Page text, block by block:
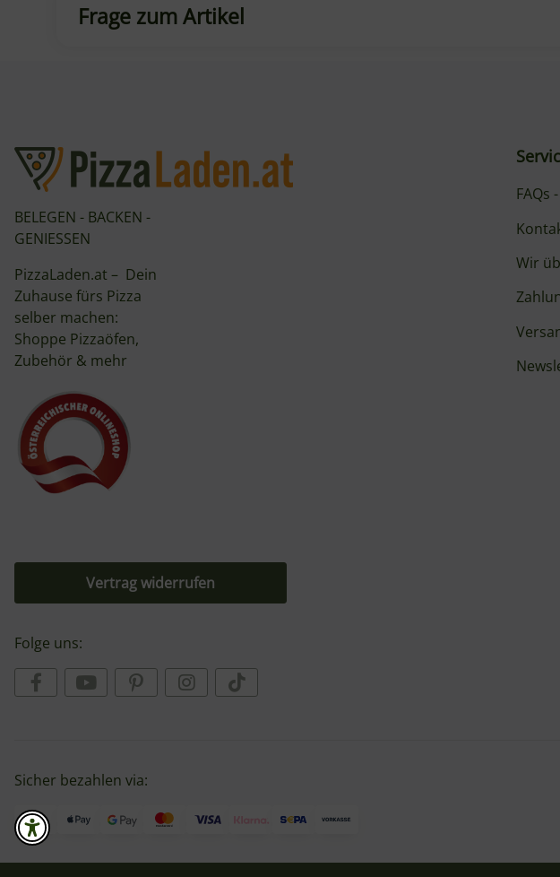
Frage zum Artikel
BELEGEN - BACKEN -
GENIESSEN
PizzaLaden.at – Dein
Zuhause fürs Pizza
selber machen:
Shoppe Pizzaöfen,
Zubehör & mehr
FAQs
Wir
Vertrag widerrufen
Folge uns:
Sicher bezahlen via: